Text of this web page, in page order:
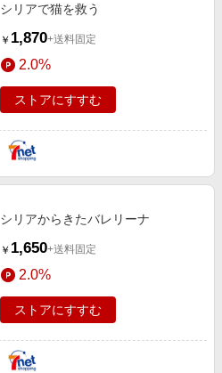
シリアで猫を救う
￥ 1,870+送料固定
2.0%
ストアにすすむ
シリアからきたバレリーナ
￥ 1,650+送料固定
2.0%
ストアにすすむ